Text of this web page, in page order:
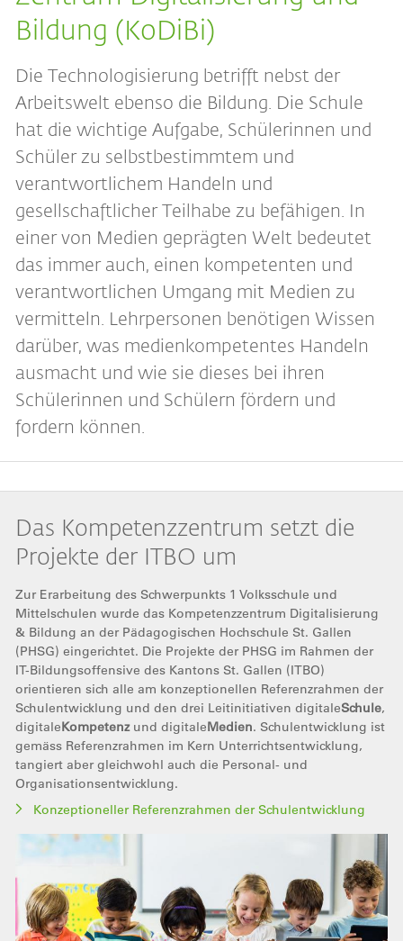
Bildung (KoDiBi)
Die Technologisierung betrifft nebst der
Arbeitswelt ebenso die Bildung. Die Schule
hat die wichtige Aufgabe, Schülerinnen und
Schüler zu selbstbestimmtem und
verantwortlichem Handeln und
gesellschaftlicher Teilhabe zu befähigen. In
einer von Medien geprägten Welt bedeutet
das immer auch, einen kompetenten und
verantwortlichen Umgang mit Medien zu
vermitteln. Lehrpersonen benötigen Wissen
darüber, was medienkompetentes Handeln
ausmacht und wie sie dieses bei ihren
Schülerinnen und Schülern fördern und
fordern können.
Das Kompetenzzentrum setzt die
Projekte der ITBO um
Zur Erarbeitung des Schwerpunkts 1 Volksschule und
Mittelschulen wurde das Kompetenzzentrum Digitalisierung
& Bildung an der Pädagogischen Hochschule St. Gallen
(PHSG) eingerichtet. Die Projekte der PHSG im Rahmen der
IT-Bildungsoffensive des Kantons St. Gallen (ITBO)
orientieren sich alle am konzeptionellen Referenzrahmen der
Schulentwicklung und den drei Leitinitiativen digitaleSchule,
digitaleKompetenzund digitaleMedien. Schulentwicklung ist
gemäss Referenzrahmen im Kern Unterrichtsentwicklung,
tangiert aber gleichwohl auch die Personal- und
Organisationsentwicklung.
Konzeptioneller Referenzrahmen der Schulentwicklung
Bild